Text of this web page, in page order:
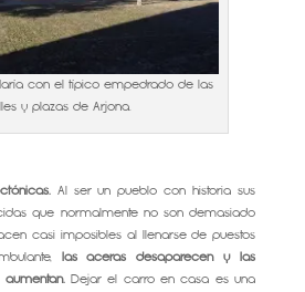
con el típico empedrado de las
y plazas de Arjona.
Al ser un pueblo con historia sus
que normalmente no son demasiado
casi imposibles al llenarse de puestos
las aceras desaparecen y las
Dejar el carro en casa es una